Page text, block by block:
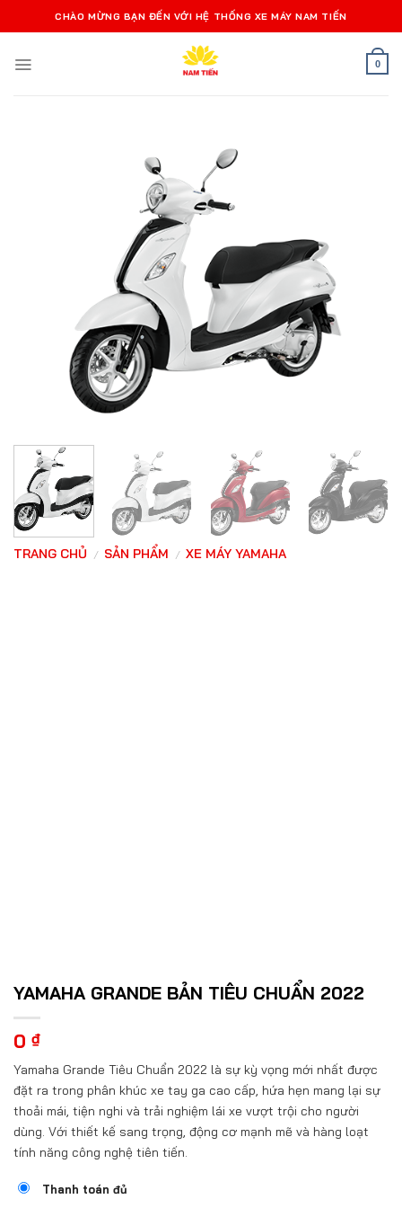
qua
dung
CHÀO MỪNG BẠN ĐẾN VỚI HỆ THỐNG XE MÁY NAM TIẾN
0
TRANG CHỦ / SẢN PHẨM / XE MÁY YAMAHA
YAMAHA GRANDE BẢN TIÊU CHUẨN 2022
0 ₫
Yamaha Grande Tiêu Chuẩn 2022 là sự kỳ vọng mới nhất được
đặt ra trong phân khúc xe tay ga cao cấp, hứa hẹn mang lại sự
thoải mái, tiện nghi và trải nghiệm lái xe vượt trội cho người
dùng. Với thiết kế sang trọng, động cơ mạnh mẽ và hàng loạt
tính năng công nghệ tiên tiến.
Thanh toán đủ